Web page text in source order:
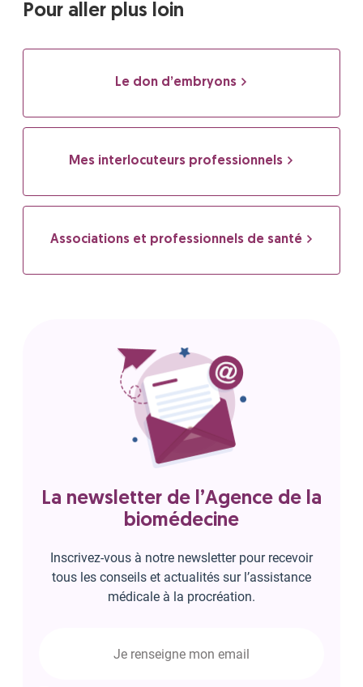
Pour aller plus loin
Le don d’embryons
Mes interlocuteurs professionnels
Associations et professionnels de santé
La newsletter de l’Agence de la
biomédecine
Inscrivez-vous à notre newsletter pour recevoir
tous les conseils et actualités sur l’assistance
médicale à la procréation.